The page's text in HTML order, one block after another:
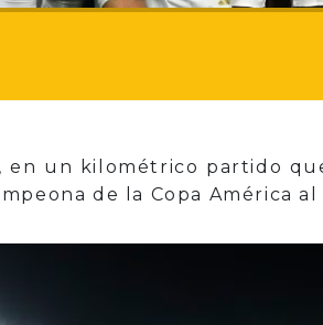
en un kilométrico partido
de la Copa América